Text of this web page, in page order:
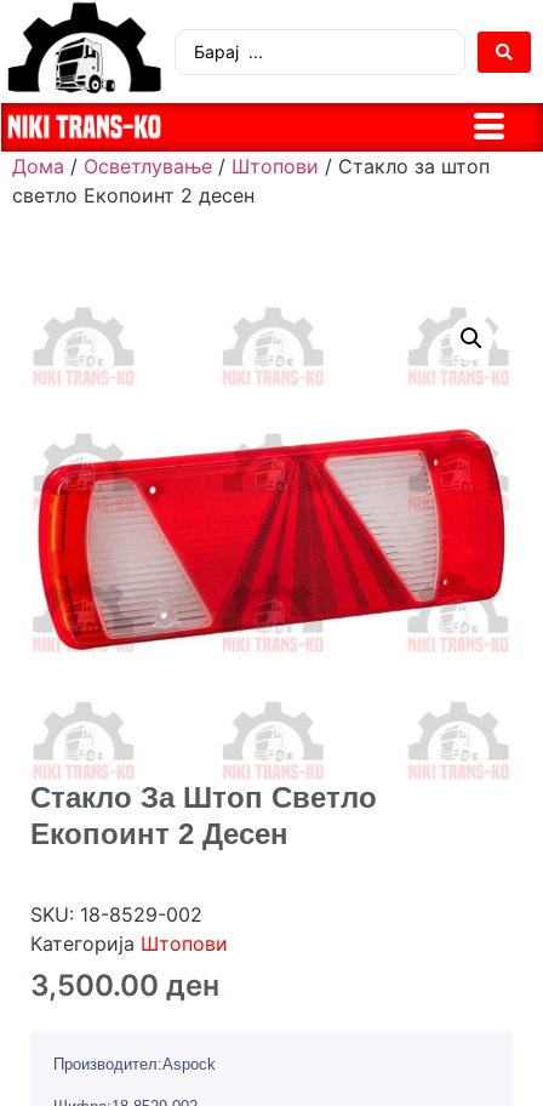
Дома / Осветлување / Штопови / Стакло за штоп
светло Екопоинт 2 десен
Стакло За Штоп Светло
Екопоинт 2 Десен
SKU: 18-8529-002
Категорија Штопови
3,500.00 ден
Производител:Aspock